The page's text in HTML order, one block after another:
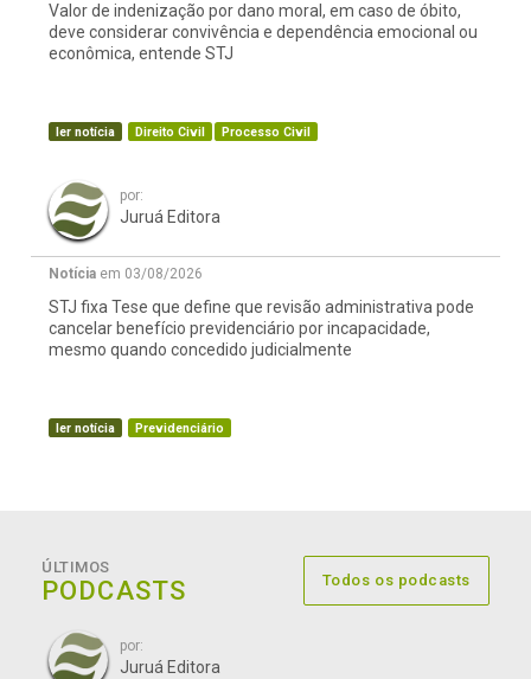
Valor de indenização por dano moral, em caso de óbito,
deve considerar convivência e dependência emocional ou
econômica, entende STJ
ler notícia Direito Civil Processo Civil
por:
Juruá Editora
Notícia em 03/08/2026
STJ fixa Tese que define que revisão administrativa pode
cancelar benefício previdenciário por incapacidade,
mesmo quando concedido judicialmente
ler notícia Previdenciário
ÚLTIMOS
PODCASTS Todos os podcasts
por:
Juruá Editora